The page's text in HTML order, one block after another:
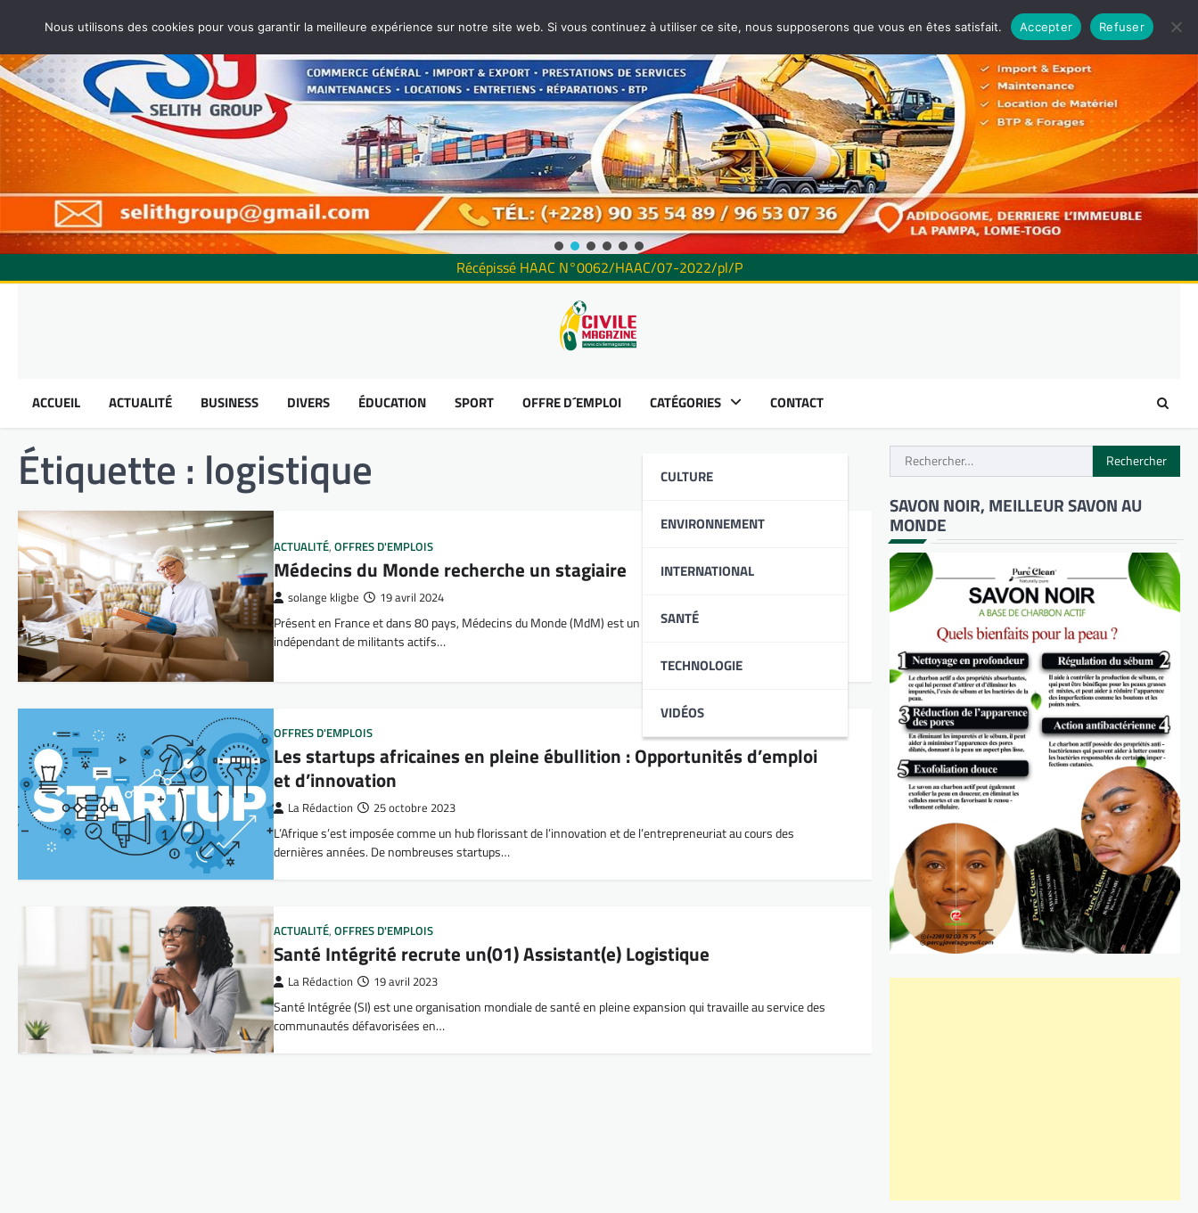
Récépissé HAAC N°0062/HAAC/07-2022/pl/P
ACCUEIL ACTUALITÉ BUSINESS DIVERS ÉDUCATION SPORT OFFRE D´EMPLOI CATÉGORIES
CULTURE
ENVIRONNEMENT
INTERNATIONAL
SANTÉ
TECHNOLOGIE
VIDÉOS
CONTACT
Étiquette : logistique
ACTUALITÉ,OFFRES D'EMPLOIS
Médecins du Monde recherche un stagiaire
solange kligbe 19 avril 2024
Présent en France et dans 80 pays, Médecins du Monde (MdM) est un mouvement international
indépendant de militants actifs…
OFFRES D'EMPLOIS
Les startups africaines en pleine ébullition : Opportunités d’emploi
et d’innovation
La Rédaction 25 octobre 2023
L’Afrique s’est imposée comme un hub florissant de l’innovation et de l’entrepreneuriat au cours des
dernières années. De nombreuses startups…
ACTUALITÉ,OFFRES D'EMPLOIS
Santé Intégrité recrute un(01) Assistant(e) Logistique
La Rédaction 19 avril 2023
Santé Intégrée (SI) est une organisation mondiale de santé en pleine expansion qui travaille au service des
communautés défavorisées en…
Rechercher :
SAVON NOIR, MEILLEUR SAVON AU
MONDE
Nous utilisons des cookies pour vous garantir la meilleure expérience sur notre site web. Si vous continuez à utiliser ce site, nous supposerons que vous en êtes satisfait. Accepter Refuser